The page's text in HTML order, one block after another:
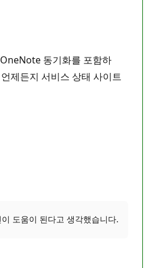
동기화를 포함하
제든지 서비스 상태 사이트
도움이 된다고 생각했습니다.